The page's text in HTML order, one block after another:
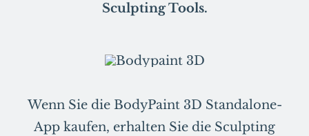
Sculpting Tools.
Wenn Sie die BodyPaint 3D Standalone-
App kaufen, erhalten Sie die Sculpting